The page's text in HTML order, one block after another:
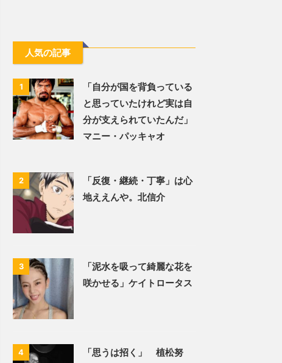
人気の記事
1
「自分が国を背負っている
と思っていたけれど実は自
分が支えられていたんだ」
マニー・パッキャオ
2
「反復・継続・丁寧」は心
地ええんや。北信介
3
「泥水を吸って綺麗な花を
咲かせる」ケイトロータス
4 「思うは招く」 植松努